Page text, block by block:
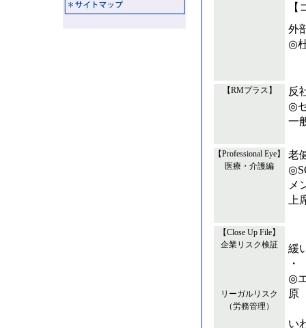
外
◎
【RMプラス】
反
◎
一
【Professional Eye】
医療・介護編
老
メ
上
【Close Up File】
企業リスク検証
リーガルリスク
（労務管理）
緩
◎
原
い